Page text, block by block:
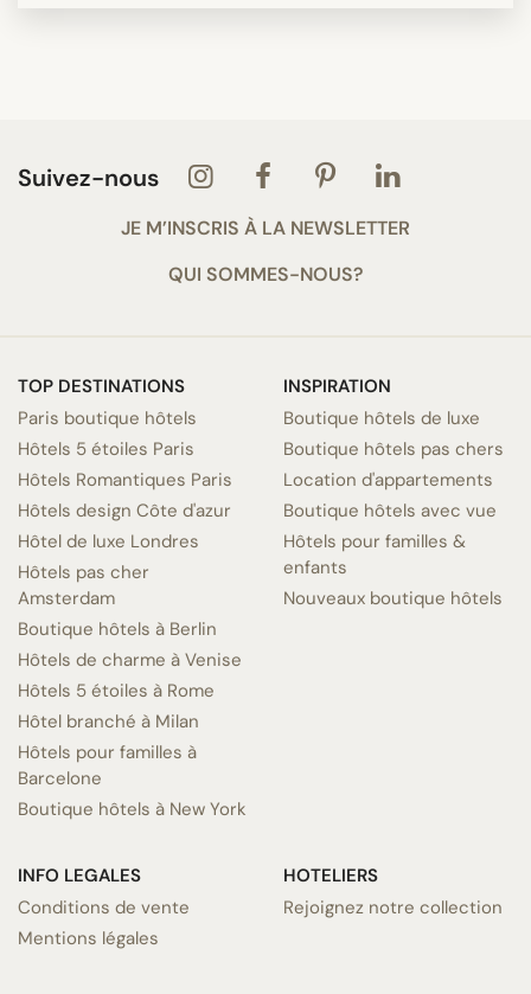
Suivez-nous
JE M’INSCRIS À LA NEWSLETTER
QUI SOMMES-NOUS?
TOP DESTINATIONS
Paris boutique hôtels
Hôtels 5 étoiles Paris
Hôtels Romantiques Paris
Hôtels design Côte d'azur
Hôtel de luxe Londres
Hôtels pas cher
Amsterdam
Boutique hôtels à Berlin
Hôtels de charme à Venise
Hôtels 5 étoiles à Rome
Hôtel branché à Milan
Hôtels pour familles à
Barcelone
Boutique hôtels à New York
INSPIRATION
Boutique hôtels de luxe
Boutique hôtels pas chers
Location d'appartements
Boutique hôtels avec vue
Hôtels pour familles &
enfants
Nouveaux boutique hôtels
INFO LEGALES
Conditions de vente
Mentions légales
HOTELIERS
Rejoignez notre collection